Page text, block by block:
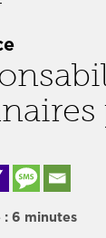
: 6 minutes